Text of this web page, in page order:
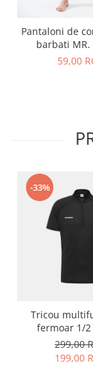
Pantaloni de
barbati MR.
59,00
-33%
Tricou
fermoar 1/
MAMMUT299,00
199,00